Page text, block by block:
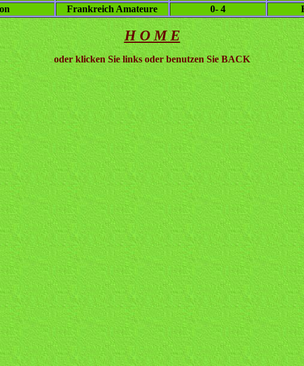
Frankreich Amateure 0- 4
H O M E
oder klicken Sie links oder benutzen Sie BACK